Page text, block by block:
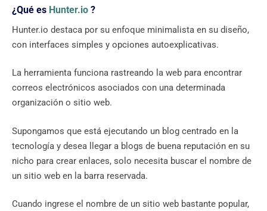
¿Qué es Hunter.io ?
Hunter.io destaca por su enfoque minimalista en su diseño,
con interfaces simples y opciones autoexplicativas.
La herramienta funciona rastreando la web para encontrar
correos electrónicos asociados con una determinada
organización o sitio web.
Supongamos que está ejecutando un blog centrado en la
tecnología y desea llegar a blogs de buena reputación en su
nicho para crear enlaces, solo necesita buscar el nombre de
un sitio web en la barra reservada.
Cuando ingrese el nombre de un sitio web bastante popular,